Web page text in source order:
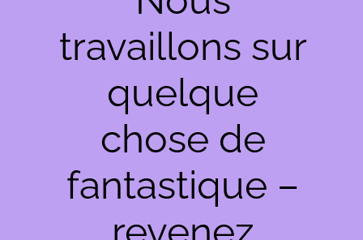
travaillons sur
quelque
chose de
fantastique –